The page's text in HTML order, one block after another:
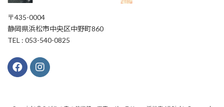
〒435-0004
静岡県浜松市中央区中野町860
TEL : 053-540-0825